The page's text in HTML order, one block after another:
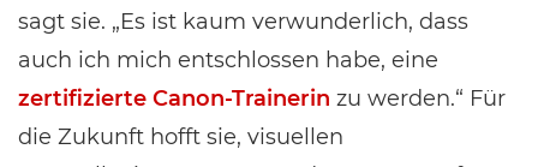
sagt sie. „Es ist kaum verwunderlich, dass
auch ich mich entschlossen habe, eine
zertifizierte Canon-Trainerin zu werden.“ Für
die Zukunft hofft sie, visuellen